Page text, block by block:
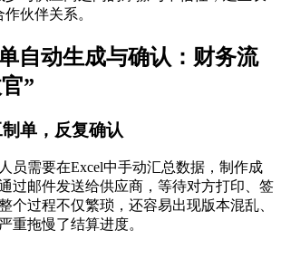
伙伴关系。
自动生成与确认：财务流
”
单，反复确认
员需要在Excel中手动汇总数据，制作成
过邮件发送给供应商，等待对方打印、签
个过程不仅繁琐，还容易出现版本混乱、
重拖慢了结算进度。